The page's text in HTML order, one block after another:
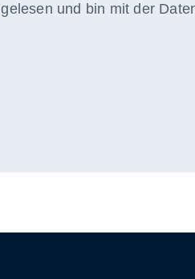
gelesen und bin mit der